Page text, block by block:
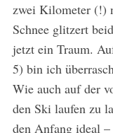
zwei Kilometer (!)
Schnee glitzert
jetzt ein Traum.
5) bin ich
Wie auch auf der
den Ski laufen zu
den Anfang ideal